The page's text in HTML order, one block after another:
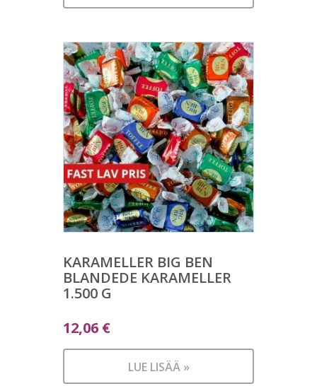
KARAMELLER BIG BEN
BLANDEDE KARAMELLER
1.500 G
12,06 €
LUE LISÄÄ »